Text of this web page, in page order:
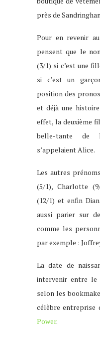
près de
Pour en revenir
pensent que le
(3/1) si c’est une
si c’est un
position des
et déjà une
effet, la deuxième
belle-tante de
s’appelaient Alice.
Les autres
(5/1), Charlotte
(12/1) et enfin
aussi parier sur
comme les
par exemple :
La date de
intervenir entre
selon les
célèbre entreprise
Power.